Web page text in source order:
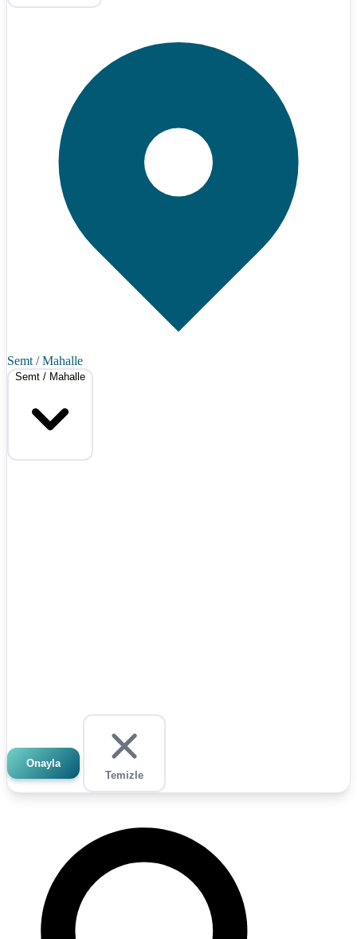
Semt / Mahalle
Semt / Mahalle
Onayla
Temizle